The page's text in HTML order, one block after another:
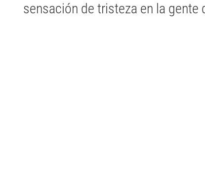
sensación de tristeza en la gente